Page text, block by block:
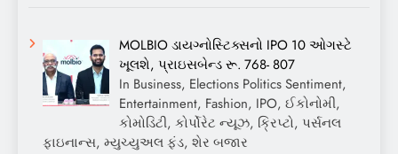
MOLBIO ડાયગ્નોસ્ટિક્સનો IPO 10 ઓગસ્ટે
ખૂલશે, પ્રાઇસબેન્ડ રૂ. 768- 807
In Business, Elections Politics Sentiment,
Entertainment, Fashion, IPO, ઈકોનોમી,
કોમોડિટી, કોર્પોરેટ ન્યૂઝ, ક્રિપ્ટો, પર્સનલ
ફાઇનાન્સ, મ્યુચ્યુઅલ ફંડ, શેર બજાર